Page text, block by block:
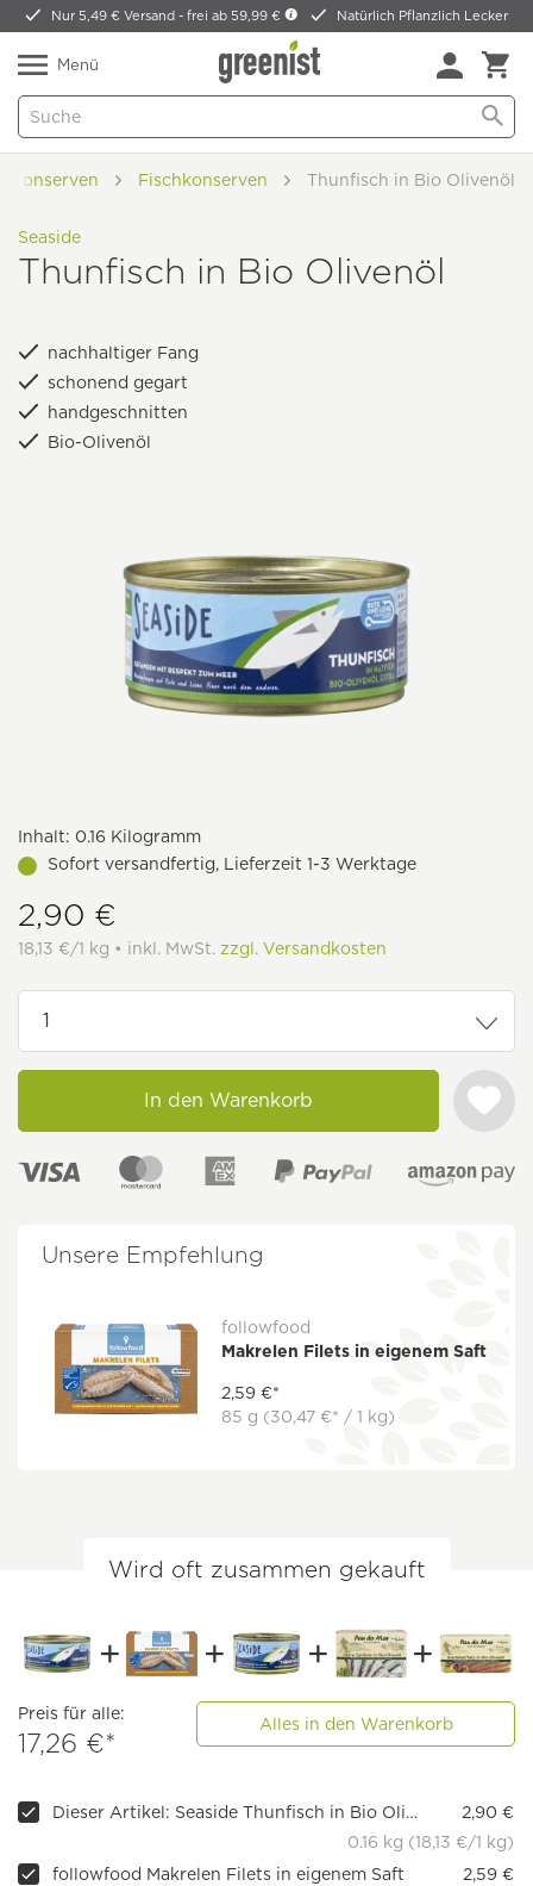
Nur 5,49 € Versand -frei ab 59,99 € Natürlich Pflanzlich Lecker
Menü
Konserven Fischkonserven Thunfisch in Bio Olivenöl
Seaside
Thunfisch in Bio Olivenöl
nachhaltiger Fang
schonend gegart
handgeschnitten
Bio-Olivenöl
Inhalt: 0.16 Kilogramm
Sofort versandfertig, Lieferzeit 1-3 Werktage
2,90 €
18,13 €/1 kg • inkl. MwSt. zzgl. Versandkosten
In den Warenkorb
Unsere Empfehlung
followfood
Makrelen Filets in eigenem Saft
2,59 €*
85 g (30,47 €* / 1 kg)
Wird oft zusammen gekauft
Preis für alle:
17,26 €*
Alles in den Warenkorb
Dieser Artikel: Seaside Thunfisch in Bio Olivenöl
2,90 €
0.16 kg (18,13 €/1 kg)
followfood Makrelen Filets in eigenem Saft
2,59 €